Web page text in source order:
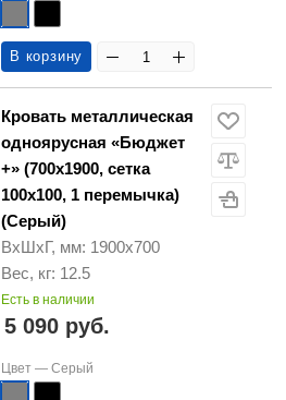
В корзину
Кровать металлическая
одноярусная «Бюджет
+» (700х1900, сетка
100х100, 1 перемычка)
(Серый)
ВхШхГ, мм: 1900х700
Вес, кг: 12.5
Есть в наличии
5 090 руб.
Цвет — Серый